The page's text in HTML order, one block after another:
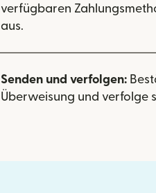
verfügbaren
aus.
Senden und verfolgen:
Überweisung und verfolge